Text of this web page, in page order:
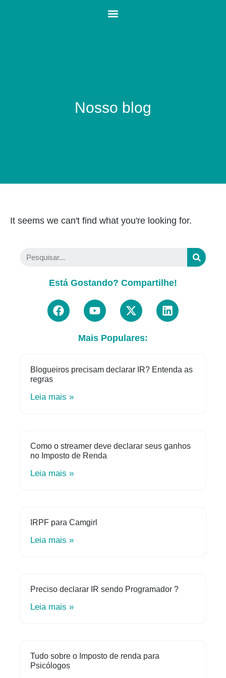
Nosso blog
It seems we can't find what you're looking for.
Está Gostando? Compartilhe!
Mais Populares:
Blogueiros precisam declarar IR? Entenda as
regras
Leia mais »
Como o streamer deve declarar seus ganhos
no Imposto de Renda
Leia mais »
IRPF para Camgirl
Leia mais »
Preciso declarar IR sendo Programador ?
Leia mais »
Tudo sobre o Imposto de renda para
Psicólogos